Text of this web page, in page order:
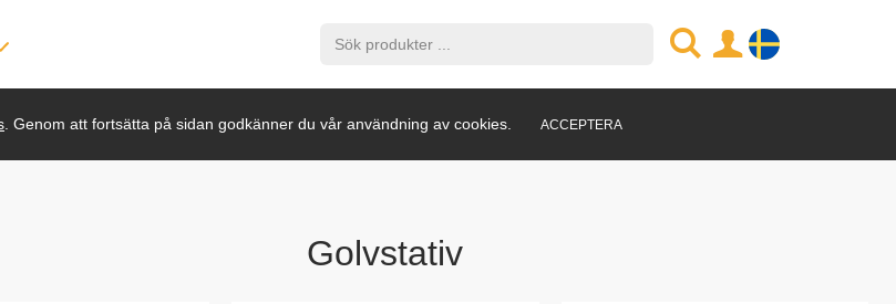
. Genom att fortsätta på sidan godkänner du vår användning av cookies. ACCEPTERA
Golvstativ